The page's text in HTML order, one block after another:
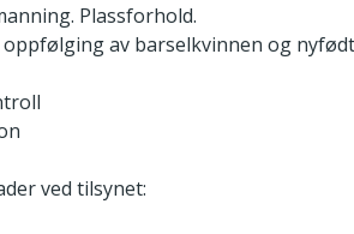
Plassforhold.
av barselkvinnen og
ved tilsynet: